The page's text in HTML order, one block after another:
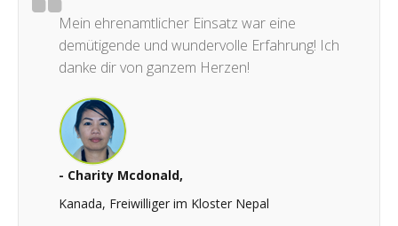
Mein ehrenamtlicher Einsatz war eine
demütigende und wundervolle Erfahrung! Ich
danke dir von ganzem Herzen!
- Charity Mcdonald,
Kanada, Freiwilliger im Kloster Nepal